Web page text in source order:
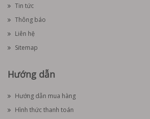
Tin tức
Thông báo
Liên hệ
Sitemap
Hướng dẫn
Hướng dẫn mua hàng
Hình thức thanh toán